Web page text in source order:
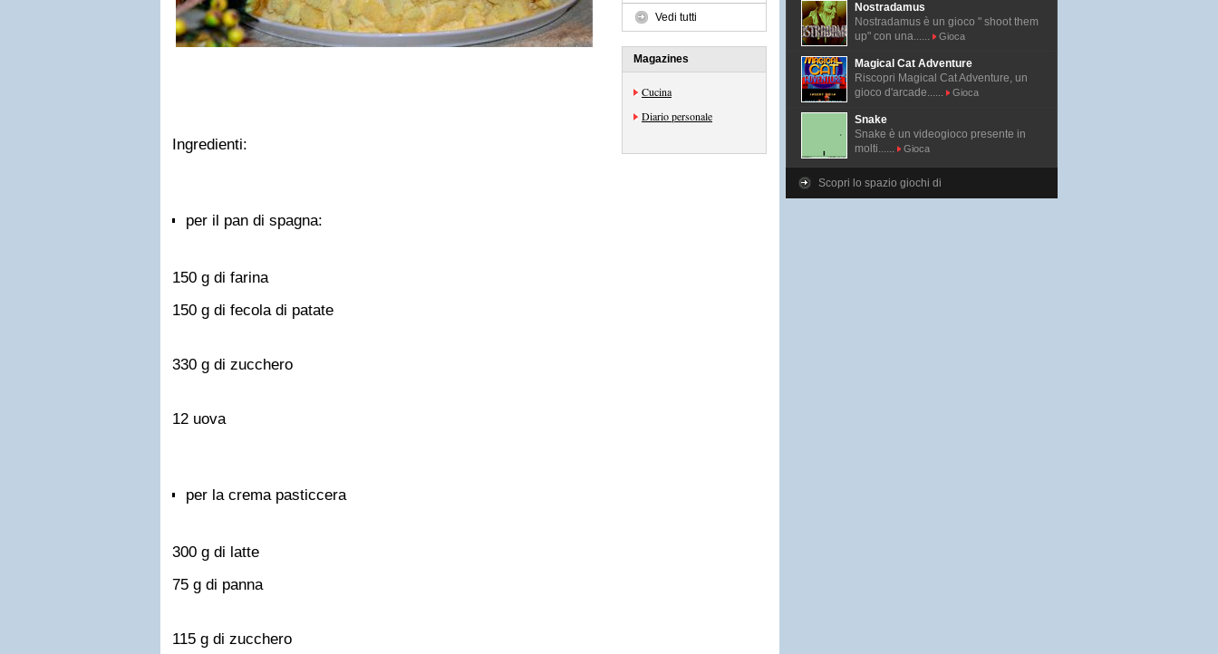
Ingredienti:
per il pan di spagna:
150 g di farina
150 g di fecola di patate
330 g di zucchero
12 uova
per la crema pasticcera
300 g di latte
75 g di panna
115 g di zucchero
Vedi tutti
Magazines
Cucina
Diario personale
Nostradamus
Nostradamus è un gioco " shoot them
up" con una......
Gioca
Magical Cat Adventure
Riscopri Magical Cat Adventure, un
gioco d'arcade......
Gioca
Snake
Snake è un videogioco presente in
molti......
Gioca
Scopri lo spazio giochi di